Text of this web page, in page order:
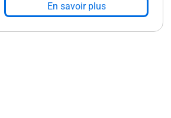
En savoir plus